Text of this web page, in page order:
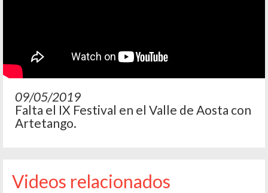
09/05/2019
Falta el IX Festival en el Valle de Aosta con
Artetango.
Videos relacionados